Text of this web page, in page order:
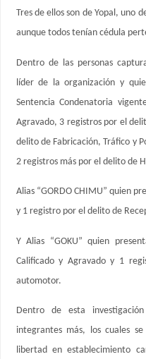
Tres de ellos son de Yopal, uno
aunque todos tenían cédula
Dentro de las personas
líder de la organización y
Sentencia Condenatoria
Agravado, 3 registros por el
delito de Fabricación, Tráfico y
2 registros más por el delito de
Alias “GORDO CHIMU” quien
y 1 registro por el delito de
Y Alias “GOKU” quien
Calificado y Agravado y 1
automotor.
Dentro de esta
integrantes más, los cuales
libertad en establecimiento